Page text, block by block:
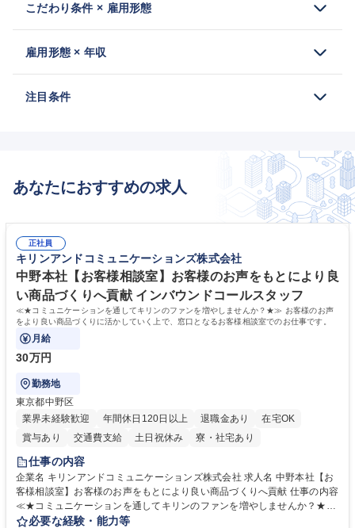
こだわり条件 × 雇用形態
雇用形態 × 年収
注目条件
あなたにおすすめの求人
正社員
キリンアンドコミュニケーションズ株式会社
中野本社【お客様相談室】お客様のお声をもとにより良
い商品づくりへ貢献 インバウンドコールスタッフ
≪★コミュニケーションを通してキリンのファンを増やしませんか？★≫ お客様のお声
をより良い商品づくりに活かしていく上で、窓口となるお客様相談室でのお仕事です。
月給
30万円
勤務地
東京都中野区
業界未経験歓迎
年間休日120日以上 退職金あり
在宅OK
賞与あり
交通費支給 土日祝休み 寮・社宅あり
仕事の内容
企業名 キリンアンドコミュニケーションズ株式会社 求人名 中野本社【お
客様相談室】お客様のお声をもとにより良い商品づくりへ貢献 仕事の内容
≪★コミュニケーションを通してキリンのファンを増やしませんか？★≫
お客様のお声をより良い商品づくりに活かしていく上で、窓口となるお客
必要な経験・能力等